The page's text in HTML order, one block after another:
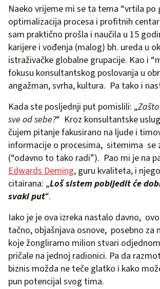
Naeko vrijeme mi se ta tema “vrtila po
optimalizacija procesa i profitnih
sam praktično prošla i naučila u 15
karijere i vođenja (malog) bh. ureda u
istraživačke globalne grupacije. Kao i
fokusu konsultantskog poslovanja u
angažman, svrha, kultura. Pa tako i
Kada ste posljednji put pomislili: „
sve od sebe?“ Kroz konsultantske
čujem pitanje fakusirano na ljude i
informacije o procesima, sitemima se
(“odavno to tako radi”). Pao mi je na
Edwards Deming, guru kvaliteta, i
citairana: „Loš sistem pobijedit će
svaki put“.
Iako je je ova izreka nastalo davno,
tačno, objašnjava osnove, posebno za
koje žongliramo milion stvari
pričale na jednoj radionici. Pa da
biznis možda ne teče glatko i kako
pun potencijal svog tima.